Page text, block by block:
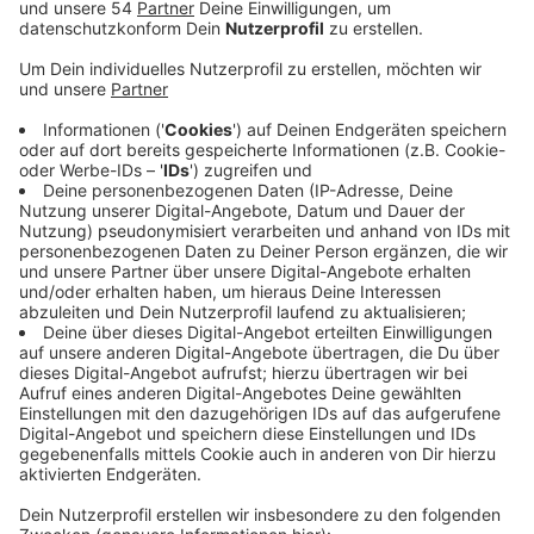
Anzeige
eine Senkung des Mehrwertsteuersatzes auf Speisen
geeinigt. Die Senkung auf sieben Prozent sei gut für
Hotels und Gaststätten. Schon 2020 hat die damalige
Bundesregierung im Zuge der Corona-Krise den
Mehrwertsteuersatz von 19 auf 7 Prozent gesenkt,
dies aber wieder zurückgenommen. Wegen
gestiegener Rohstoffpreise und Lohnkosten haben
Gastronomen immer wieder gefordert, die
Mehrwertsteuer dauerhaft zu senken. Geringere
Gästezahlen haben Hoteliers und Kneipiers belastet,
viele mussten schließen. Mit der
Koalitionsvereinbarung hoffen sie darauf, dass sich die
Lage bessert. Kritisch sieht der Dehoga die geplante
Mindestlohnerhöhung auf 15 Euro. Dies könnte die